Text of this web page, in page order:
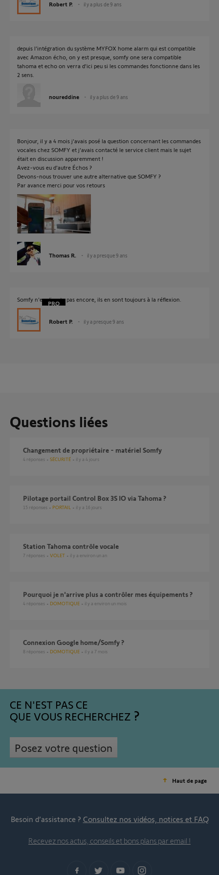
Robert P. il y a plus de 9 ans
depuis l’intégration du système MYFOX home alarm qui est compatible
avec Amazon écho, on y est presque, somfy one sera compatible
tahoma et echo on verra d'ici peu si les commandes fonctionne dans les
2 sens.
noureddine il y a plus de 9 ans
Bonjour, il y a 4 mois j'avais posé la question concernant les commandes
vocales chez SOMFY et j'avais contacté le service client mais le sujet
était en discussion apparemment !
Avez-vous eu d'autre Échos ?
Devons-nous trouver une autre alternative que SOMFY ?
Par avance merci pour vos retours
Thomas R. il y a presque 9 ans
Somfy n'en discute pas encore, ils en sont toujours à la réflexion.
Robert P. il y a presque 9 ans
Questions liées
Changement de propriétaire - matériel Somfy
4 réponses SÉCURITÉ il y a 4 jours
Pilotage portail Control Box 3S IO via Tahoma ?
15 réponses PORTAIL il y a 16 jours
Station Tahoma contrôle vocale
7 réponses VOLET il y a environ un an
Pourquoi je n'arrive plus a contrôler mes équipements ?
4 réponses DOMOTIQUE il y a environ un mois
Connexion Google home/Somfy ?
8 réponses DOMOTIQUE il y a 7 mois
CE N'EST PAS CE
QUE VOUS RECHERCHEZ
Posez votre question
Haut de page
Besoin d’assistance ? Consultez nos vidéos, notices et FAQ
Recevez nos actus, conseils et bons plans par email !